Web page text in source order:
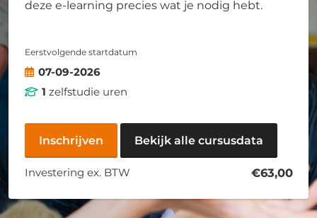
deze e-learning precies wat je nodig hebt.
Eerstvolgende startdatum
07-09-2026
1 zelfstudie uren
Inschrijven Bekijk alle cursusdata
Investering ex. BTW €63,00